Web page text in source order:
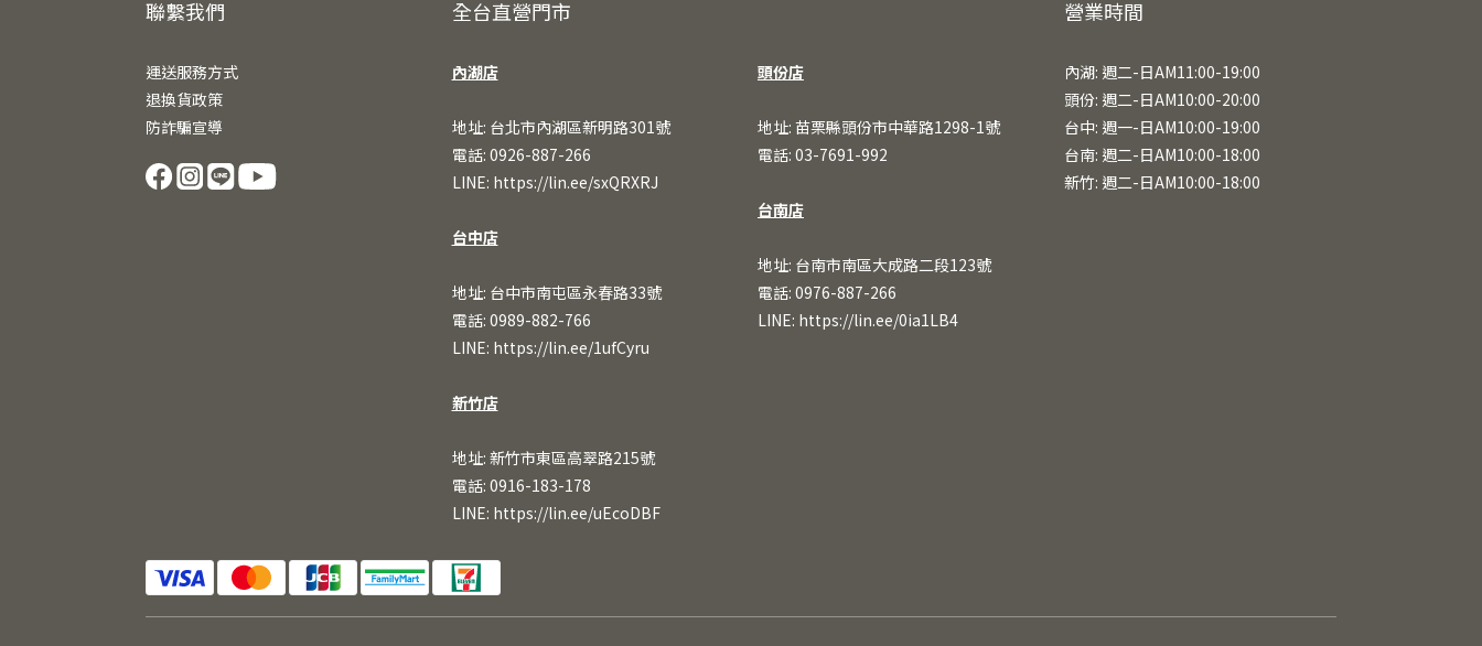
聯繫我們
運送服務方式
退換貨政策
防詐騙宣導
全台直營門市
內湖店
地址: 台北市內湖區新明路301號
電話: 0926-887-266
LINE: https://lin.ee/sxQRXRJ
台中店
地址: 台中市南屯區永春路33號
電話: 0989-882-766
LINE: https://lin.ee/1ufCyru
新竹店
地址: 新竹市東區高翠路215號
電話: 0916-183-178
LINE: https://lin.ee/uEcoDBF
頭份店
地址: 苗栗縣頭份市中華路1298-1號
電話: 03-7691-992
台南店
地址: 台南市南區大成路二段123號
電話: 0976-887-266
LINE: https://lin.ee/0ia1LB4
營業時間
內湖: 週二-日AM11:00-19:00
頭份: 週二-日AM10:00-20:00
台中: 週一-日AM10:00-19:00
台南: 週二-日AM10:00-18:00
新竹: 週二-日AM10:00-18:00